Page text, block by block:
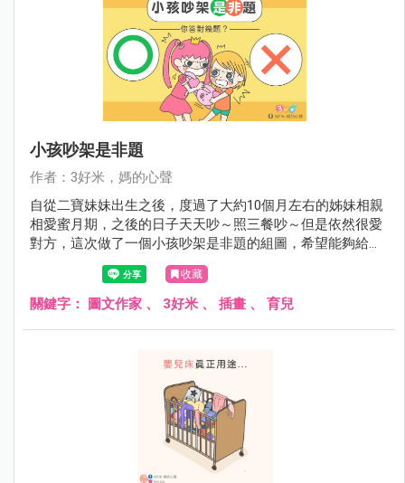
小孩吵架是非題
作者：3好米，媽的心聲
自從二寶妹妹出生之後，度過了大約10個月左右的姊妹相親
相愛蜜月期，之後的日子天天吵～照三餐吵～但是依然很愛
對方，這次做了一個小孩吵架是非題的組圖，希望能夠給為
此感到困擾的爸爸媽媽們一個參考，祝大家育兒順利啦！
收藏
關鍵字： 圖文作家 、 3好米 、 插畫 、 育兒